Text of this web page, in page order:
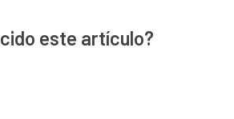
este artículo?